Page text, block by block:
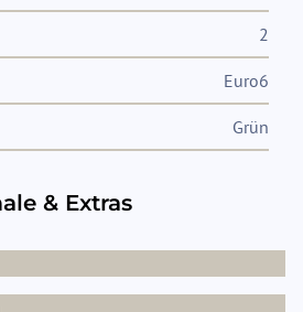
2
Euro6
Grün
& Extras